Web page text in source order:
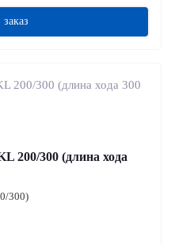
200/300 (длина хода
300)